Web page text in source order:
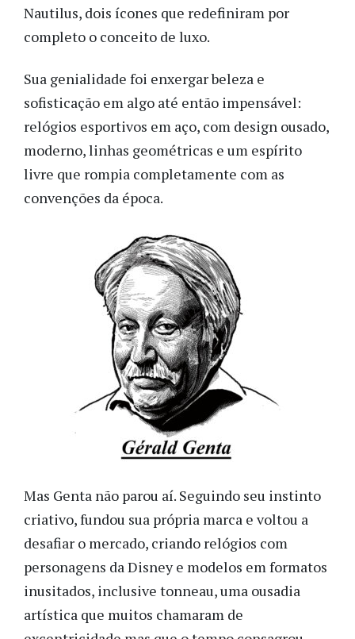
Nautilus, dois ícones que redefiniram por
completo o conceito de luxo.
Sua genialidade foi enxergar beleza e
sofisticação em algo até então impensável:
relógios esportivos em aço, com design ousado,
moderno, linhas geométricas e um espírito
livre que rompia completamente com as
convenções da época.
Mas Genta não parou aí. Seguindo seu instinto
criativo, fundou sua própria marca e voltou a
desafiar o mercado, criando relógios com
personagens da Disney e modelos em formatos
inusitados, inclusive tonneau, uma ousadia
artística que muitos chamaram de